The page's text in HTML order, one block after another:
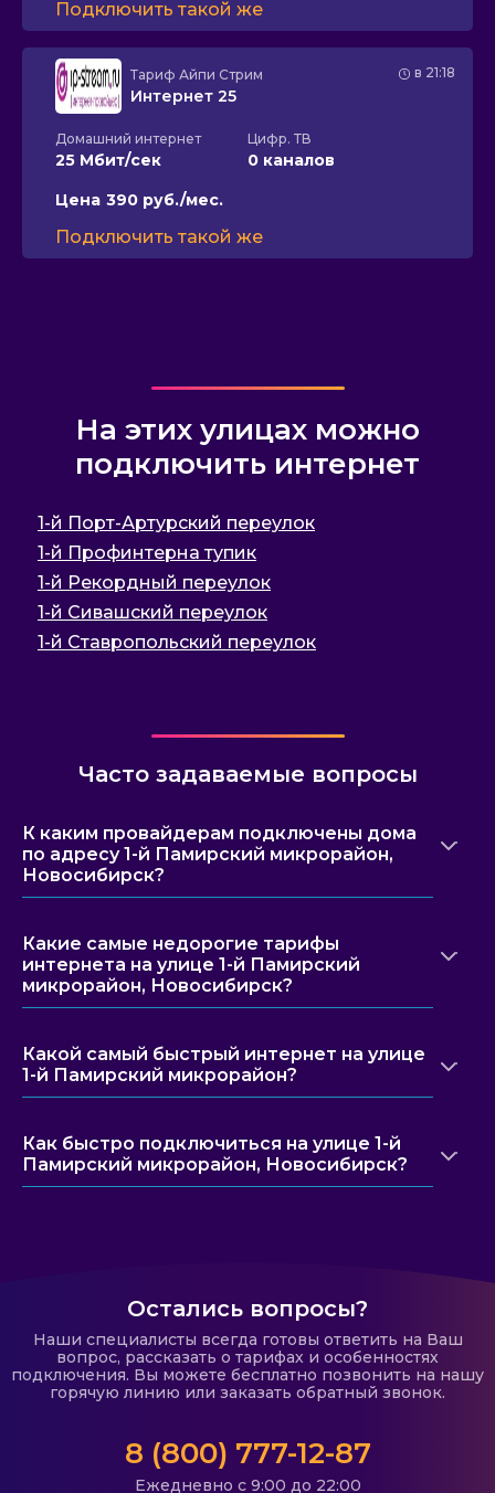
Подключить такой же
в 21:18
Тариф Айпи Стрим
Интернет 25
Домашний интернет
25 Мбит/сек
Цифр. ТВ
0 каналов
Цена 390 руб./мес.
Подключить такой же
На этих улицах можно
подключить интернет
1-й Порт-Артурский переулок
1-й Профинтерна тупик
1-й Рекордный переулок
1-й Сивашский переулок
1-й Ставропольский переулок
Часто задаваемые вопросы
К каким провайдерам подключены дома
по адресу 1-й Памирский микрорайон,
Новосибирск?
Какие самые недорогие тарифы
интернета на улице 1-й Памирский
микрорайон, Новосибирск?
Какой самый быстрый интернет на улице
1-й Памирский микрорайон?
Как быстро подключиться на улице 1-й
Памирский микрорайон, Новосибирск?
Остались вопросы?
Наши специалисты всегда готовы ответить на Ваш
вопрос, рассказать о тарифах и особенностях
подключения. Вы можете бесплатно позвонить на нашу
горячую линию или заказать обратный звонок.
8 (800) 777-12-87
Ежедневно с 9:00 до 22:00